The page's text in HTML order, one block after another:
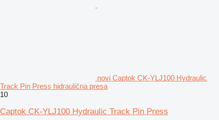
novi Captok CK-YLJ100 Hydraulic
Track Pin Press hidraulična presa
10
Captok CK-YLJ100 Hydraulic Track Pin Press